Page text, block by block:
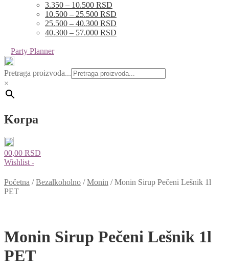
3.350 – 10.500 RSD
10.500 – 25.500 RSD
25.500 – 40.300 RSD
40.300 – 57.000 RSD
Party Planner
Pretraga proizvoda...
×
Korpa
00,00 RSD
Wishlist -
Početna /Bezalkoholno /Monin /Monin Sirup Pečeni Lešnik 1l
PET
Monin Sirup Pečeni Lešnik 1l
PET